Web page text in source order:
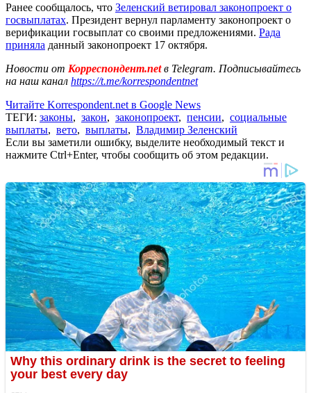
Ранее сообщалось, что Зеленский ветировал законопроект о
госвыплатах. Президент вернул парламенту законопроект о
верификации госвыплат со своими предложениями. Рада
приняла данный законопроект 17 октября.
Новости от Корреспондент.netв Telegram. Подписывайтесь
на наш канал https://t.me/korrespondentnet
Читайте Korrespondent.net в Google News
ТЕГИ: законы, закон, законопроект, пенсии, социальные
выплаты, вето, выплаты, Владимир Зеленский
Если вы заметили ошибку, выделите необходимый текст и
нажмите Ctrl+Enter, чтобы сообщить об этом редакции.